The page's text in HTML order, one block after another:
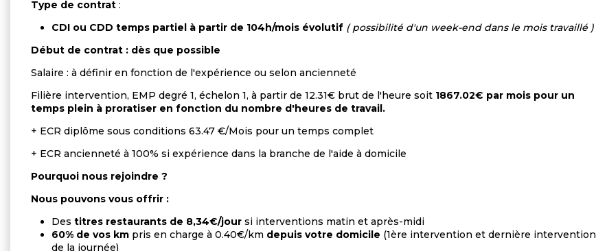
Type de contrat :
CDI ou CDD temps partiel à partir de 104h/mois évolutif ( possibilité d'un week-end dans le mois travaillé )
Début de contrat : dès que possible
Salaire : à définir en fonction de l'expérience ou selon ancienneté
Filière intervention, EMP degré 1, échelon 1, à partir de 12.31€ brut de l'heure soit 1867.02€ par mois pour un
temps plein à proratiser en fonction du nombre d'heures de travail.
+ ECR diplôme sous conditions 63.47 €/Mois pour un temps complet
+ ECR ancienneté à 100% si expérience dans la branche de l'aide à domicile
Pourquoi nous rejoindre ?
Nous pouvons vous offrir :
Des titres restaurants de 8,34€/jour si interventions matin et après-midi
60% de vos km pris en charge à 0.40€/km depuis votre domicile (1ère intervention et dernière intervention
de la journée)